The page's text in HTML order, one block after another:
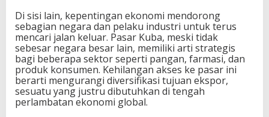
Di sisi lain, kepentingan ekonomi mendorong
sebagian negara dan pelaku industri untuk terus
mencari jalan keluar. Pasar Kuba, meski tidak
sebesar negara besar lain, memiliki arti strategis
bagi beberapa sektor seperti pangan, farmasi, dan
produk konsumen. Kehilangan akses ke pasar ini
berarti mengurangi diversifikasi tujuan ekspor,
sesuatu yang justru dibutuhkan di tengah
perlambatan ekonomi global.